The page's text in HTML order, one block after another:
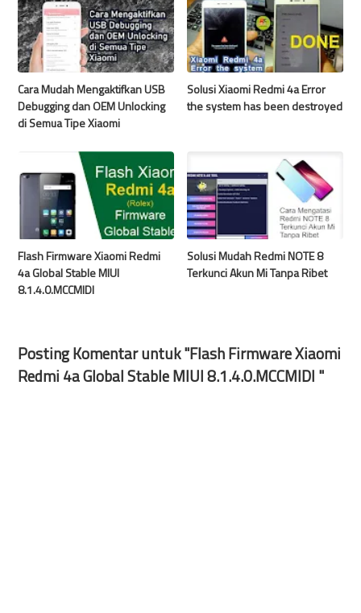
Cara Mudah Mengaktifkan USB
Debugging dan OEM Unlocking
di Semua Tipe Xiaomi
Solusi Xiaomi Redmi 4a Error
the system has been destroyed
Flash Firmware Xiaomi Redmi
4a Global Stable MIUI
8.1.4.0.MCCMIDI
Solusi Mudah Redmi NOTE 8
Terkunci Akun Mi Tanpa Ribet
Posting Komentar untuk "Flash Firmware Xiaomi
Redmi 4a Global Stable MIUI 8.1.4.0.MCCMIDI "